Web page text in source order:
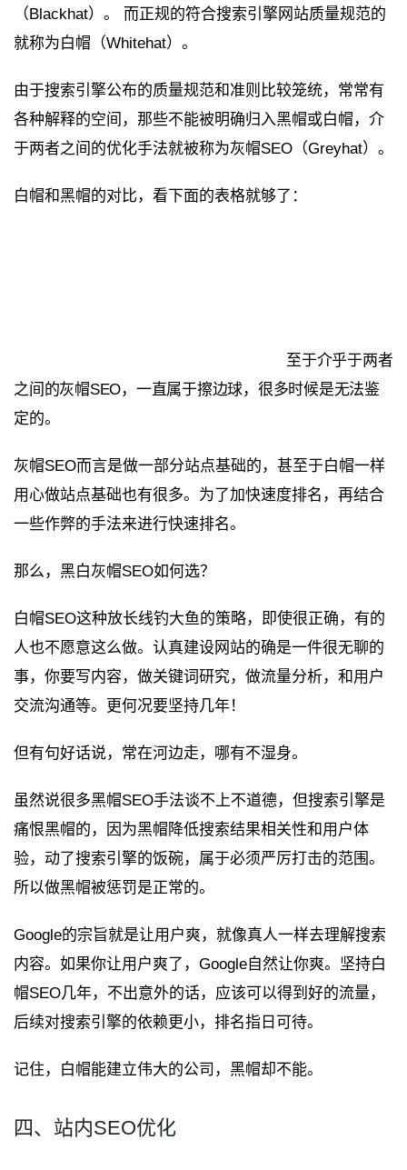
（Blackhat）。 而正规的符合搜索引擎网站质量规范的
就称为白帽（Whitehat）。
由于搜索引擎公布的质量规范和准则比较笼统，常常有
各种解释的空间，那些不能被明确归入黑帽或白帽，介
于两者之间的优化手法就被称为灰帽SEO（Greyhat）。
白帽和黑帽的对比，看下面的表格就够了：
至于介乎于两者
之间的灰帽SEO，一直属于擦边球，很多时候是无法鉴
定的。
灰帽SEO而言是做一部分站点基础的，甚至于白帽一样
用心做站点基础也有很多。为了加快速度排名，再结合
一些作弊的手法来进行快速排名。
那么，黑白灰帽SEO如何选？
白帽SEO这种放长线钓大鱼的策略，即使很正确，有的
人也不愿意这么做。认真建设网站的确是一件很无聊的
事，你要写内容，做关键词研究，做流量分析，和用户
交流沟通等。更何况要坚持几年！
但有句好话说，常在河边走，哪有不湿身。
虽然说很多黑帽SEO手法谈不上不道德，但搜索引擎是
痛恨黑帽的，因为黑帽降低搜索结果相关性和用户体
验，动了搜索引擎的饭碗，属于必须严厉打击的范围。
所以做黑帽被惩罚是正常的。
Google的宗旨就是让用户爽，就像真人一样去理解搜索
内容。如果你让用户爽了，Google自然让你爽。坚持白
帽SEO几年，不出意外的话，应该可以得到好的流量，
后续对搜索引擎的依赖更小，排名指日可待。
记住，白帽能建立伟大的公司，黑帽却不能。
四、站内SEO优化